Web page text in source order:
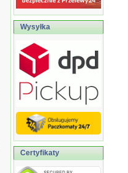
Wysyłka
Certyfikaty